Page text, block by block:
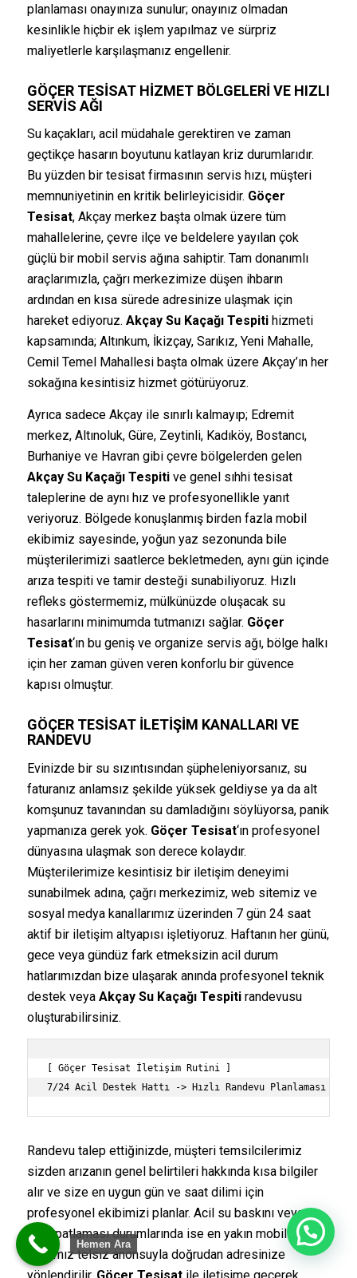
planlaması onayınıza sunulur; onayınız olmadan
kesinlikle hiçbir ek işlem yapılmaz ve sürpriz
maliyetlerle karşılaşmanız engellenir.
GÖÇER TESISATHIZMET BÖLGELERI VE HIZLI
SERVIS AĞI
Su kaçakları, acil müdahale gerektiren ve zaman
geçtikçe hasarın boyutunu katlayan kriz durumlarıdır.
Bu yüzden bir tesisat firmasının servis hızı, müşteri
memnuniyetinin en kritik belirleyicisidir. Göçer
Tesisat, Akçay merkez başta olmak üzere tüm
mahallelerine, çevre ilçe ve beldelere yayılan çok
güçlü bir mobil servis ağına sahiptir. Tam donanımlı
araçlarımızla, çağrı merkezimize düşen ihbarın
ardından en kısa sürede adresinize ulaşmak için
hareket ediyoruz. Akçay Su Kaçağı Tespitihizmeti
kapsamında; Altınkum, İkizçay, Sarıkız, Yeni Mahalle,
Cemil Temel Mahallesi başta olmak üzere Akçay’ın her
sokağına kesintisiz hizmet götürüyoruz.
Ayrıca sadece Akçay ile sınırlı kalmayıp; Edremit
merkez, Altınoluk, Güre, Zeytinli, Kadıköy, Bostancı,
Burhaniye ve Havran gibi çevre bölgelerden gelen
Akçay Su Kaçağı Tespitive genel sıhhi tesisat
taleplerine de aynı hız ve profesyonellikle yanıt
veriyoruz. Bölgede konuşlanmış birden fazla mobil
ekibimiz sayesinde, yoğun yaz sezonunda bile
müşterilerimizi saatlerce bekletmeden, aynı gün içinde
arıza tespiti ve tamir desteği sunabiliyoruz. Hızlı
refleks göstermemiz, mülkünüzde oluşacak su
hasarlarını minimumda tutmanızı sağlar. Göçer
Tesisat‘ın bu geniş ve organize servis ağı, bölge halkı
için her zaman güven veren konforlu bir güvence
kapısı olmuştur.
GÖÇER TESISATİLETIŞIM KANALLARI VE
RANDEVU
Evinizde bir su sızıntısından şüpheleniyorsanız, su
faturanız anlamsız şekilde yüksek geldiyse ya da alt
komşunuz tavanından su damladığını söylüyorsa, panik
yapmanıza gerek yok. Göçer Tesisat‘ın profesyonel
dünyasına ulaşmak son derece kolaydır.
Müşterilerimize kesintisiz bir iletişim deneyimi
sunabilmek adına, çağrı merkezimiz, web sitemiz ve
sosyal medya kanallarımız üzerinden 7 gün 24 saat
aktif bir iletişim altyapısı işletiyoruz. Haftanın her günü,
gece veya gündüz fark etmeksizin acil durum
hatlarımızdan bize ulaşarak anında profesyonel teknik
destek veya Akçay Su Kaçağı Tespitirandevusu
oluşturabilirsiniz.
[ Göçer Tesisat İletişim Rutini ]
Randevu talep ettiğinizde, müşteri temsilcilerimiz
sizden arızanın genel belirtileri hakkında kısa bilgiler
alır ve size en uygun gün ve saat dilimi için
profesyonel ekibimizi planlar. Acil su baskını veya
boru patlaması durumlarında ise en yakın mobil
aracımız telsiz anonsuyla doğrudan adresinize
Merhaba
Hemen Ara